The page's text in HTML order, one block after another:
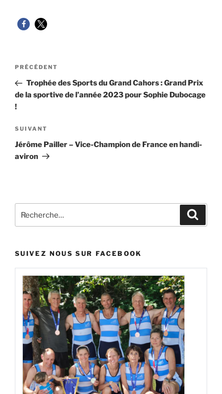
Navigation
l’article
Article
précédent
PRÉCÉDENT
Trophée des Sports du Grand Cahors : Grand Prix
de la sportive de l’année 2023 pour Sophie Dubocage
!
Article
suivant
SUIVANT
Jérôme Pailler – Vice-Champion de France en handi-
aviron
pour
SUIVEZ NOUS SUR FACEBOOK